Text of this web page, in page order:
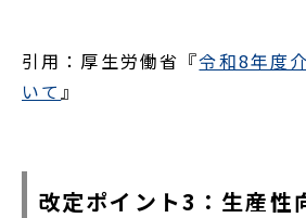
引用：厚生労働省『令和8年度
いて 』
改定ポイント3：生産性